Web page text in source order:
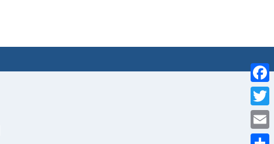
Facebook
Twitter
Email